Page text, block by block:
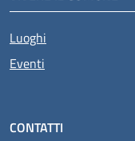
Luoghi
Eventi
CONTATTI